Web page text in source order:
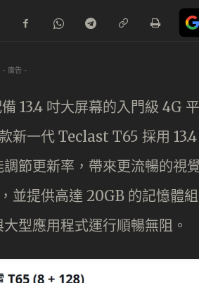
- 廣告 -
13.4 吋大屏幕的入門級 4G
新一代 Teclast T65 採用
節更新率，帶來更流暢的視
並提供高達 20GB 的記憶體
型應用程式運行順暢無阻。